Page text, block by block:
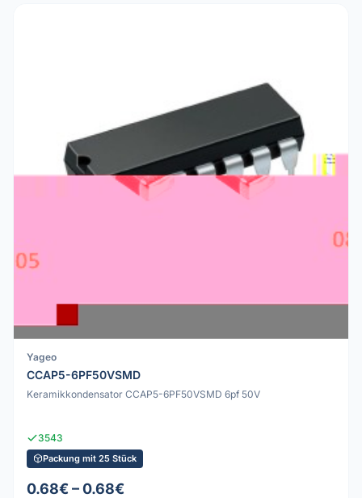
Yageo
CCAP5-6PF50VSMD
Keramikkondensator CCAP5-6PF50VSMD 6pf 50V
3543
Packung mit 25 Stück
0.68€ – 0.68€